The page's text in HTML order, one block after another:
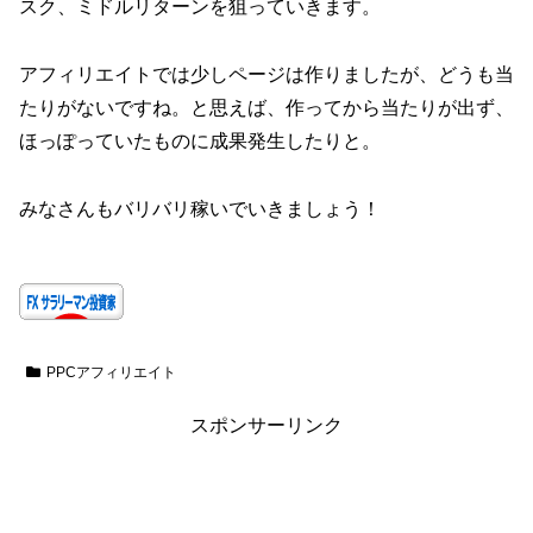
スク、ミドルリターンを狙っていきます。
アフィリエイトでは少しページは作りましたが、どうも当
たりがないですね。と思えば、作ってから当たりが出ず、
ほっぽっていたものに成果発生したりと。
みなさんもバリバリ稼いでいきましょう！
PPCアフィリエイト
スポンサーリンク